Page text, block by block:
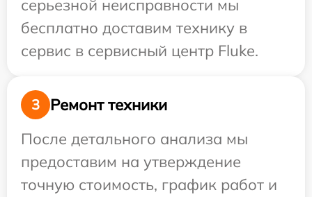
серьезной неисправности мы
бесплатно доставим технику в
сервис в сервисный центр Fluke.
3
Ремонт техники
После детального анализа мы
предоставим на утверждение
точную стоимость, график работ и